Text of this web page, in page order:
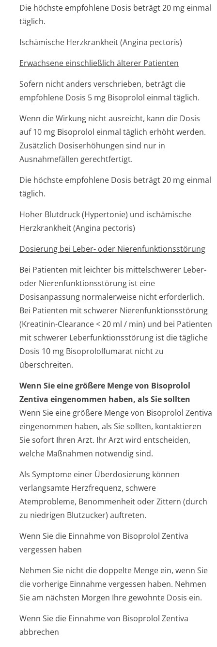
Die höchste empfohlene Dosis beträgt 20 mg einmal
täglich.
Ischämische Herzkrankheit (Angina pectoris)
Erwachsene einschließlich älterer Patienten
Sofern nicht anders verschrieben, beträgt die
empfohlene Dosis 5 mg Bisoprolol einmal täglich.
Wenn die Wirkung nicht ausreicht, kann die Dosis
auf 10 mg Bisoprolol einmal täglich erhöht werden.
Zusätzlich Dosiserhöhungen sind nur in
Ausnahmefällen gerechtfertigt.
Die höchste empfohlene Dosis beträgt 20 mg einmal
täglich.
Hoher Blutdruck (Hypertonie) und ischämische
Herzkrankheit (Angina pectoris)
Dosierung bei Leber- oder Nierenfunktion­sstörung
Bei Patienten mit leichter bis mittelschwerer Leber-
oder Nierenfunktion­sstörung ist eine
Dosisanpassung normalerweise nicht erforderlich.
Bei Patienten mit schwerer Nierenfunktion­sstörung
(Kreatinin-Clearance < 20 ml / min) und bei Patienten
mit schwerer Leberfunktion­sstörung ist die tägliche
Dosis 10 mg Bisoprololfumarat nicht zu
überschreiten.
Wenn Sie eine größere Menge von Bisoprolol
Zentiva eingenommen haben, als Sie sollten
Wenn Sie eine größere Menge von Bisoprolol Zentiva
eingenommen haben, als Sie sollten, kontaktieren
Sie sofort Ihren Arzt. Ihr Arzt wird entscheiden,
welche Maßnahmen notwendig sind.
Als Symptome einer Überdosierung können
verlangsamte Herzfrequenz, schwere
Atemprobleme, Benommenheit oder Zittern (durch
zu niedrigen Blutzucker) auftreten.
Wenn Sie die Einnahme von Bisoprolol Zentiva
vergessen haben
Nehmen Sie nicht die doppelte Menge ein, wenn Sie
die vorherige Einnahme vergessen haben. Nehmen
Sie am nächsten Morgen Ihre gewohnte Dosis ein.
Wenn Sie die Einnahme von Bisoprolol Zentiva
abbrechen